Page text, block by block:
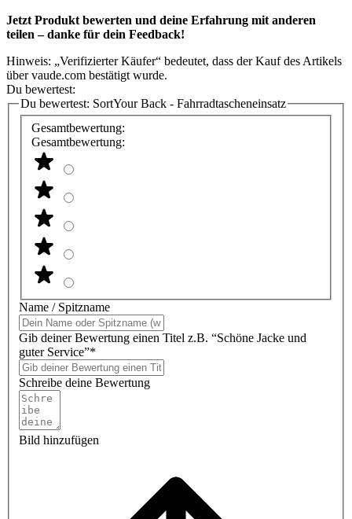
Jetzt Produkt bewerten und deine Erfahrung mit anderen
teilen – danke für dein Feedback!
Hinweis: „Verifizierter Käufer“ bedeutet, dass der Kauf des Artikels
über vaude.com bestätigt wurde.
Du bewertest:
Du bewertest: SortYour Back - Fahrradtascheneinsatz
Gesamtbewertung:
Gesamtbewertung:
Name / Spitzname
Gib deiner Bewertung einen Titel z.B. “Schöne Jacke und
guter Service”*
Schreibe deine Bewertung
Bild hinzufügen